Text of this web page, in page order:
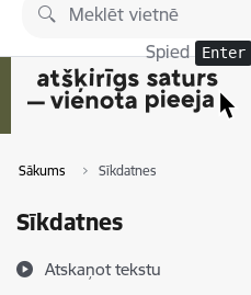
Pāriet uz lapas saturu
Spied Enter
Sākums Sīkdatnes
Sīkdatnes
Atskaņot tekstu